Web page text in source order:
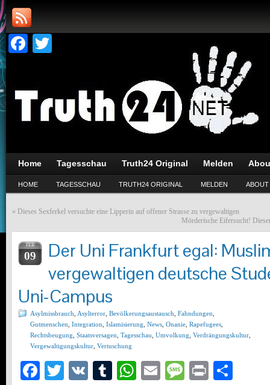
Facebook
Home Tagesschau Truth24 Original Melden
HOME TAGESSCHAU TRUTH24 ORIGINAL MELDEN ABOUT
« Dieses Sexferkel versuchte eine Lipperin auf offener Strasse zu vergewaltigen
Mörderische Eifersucht!
FEB
09
Der Uni Frankfurt egal:
vergewaltigen deutsche
Uni-Campus
Asylmissbrauch Asylterror Bevölkerungsaustausch Fahndungen
Gutmenschen Integration Islamisierung News Onanie Rapefugees
Rechtsbeugung Staatsversagen Tagesschau Umvolkung Verdrängungskultur
Vergewaltigungskultur Vertuschung
Facebook
Twitter
VK Tumblr
WhatsApp
EmailMessage
Print